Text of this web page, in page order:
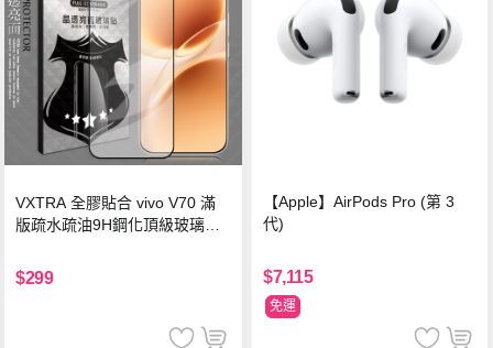
VXTRA 全膠貼合 vivo V70 滿
版疏水疏油9H鋼化頂級玻璃貼
$299
【Apple】AirPods Pro (第 3
代)
$7,115
免運